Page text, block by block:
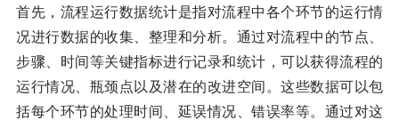
首先，流程运行数据统计是指对流程中各个环节的运行情
况进行数据的收集、整理和分析。通过对流程中的节点、
步骤、时间等关键指标进行记录和统计，可以获得流程的
运行情况、瓶颈点以及潜在的改进空间。这些数据可以包
括每个环节的处理时间、延误情况、错误率等。通过对这